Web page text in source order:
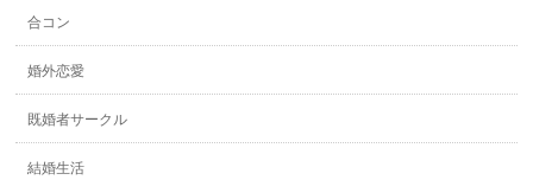
合コン
婚外恋愛
既婚者サークル
結婚生活